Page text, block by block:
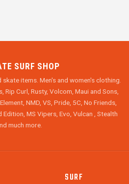
SURF SHOP
items. Men's and women's clothing.
Rip Curl, Rusty, Volcom, Maui and Sons,
NMD, VS, Pride, 5C, No Friends,
MS Vipers, Evo, Vulcan , Stealth
much more.
SURF